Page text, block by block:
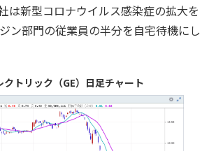
は新型コロナウイルス感染症の拡大を
ン部門の従業員の半分を自宅待機にし
トリック（GE）日足チャート